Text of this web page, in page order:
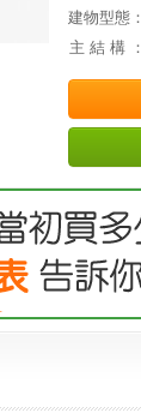
建物型態：
主 結 構 ：